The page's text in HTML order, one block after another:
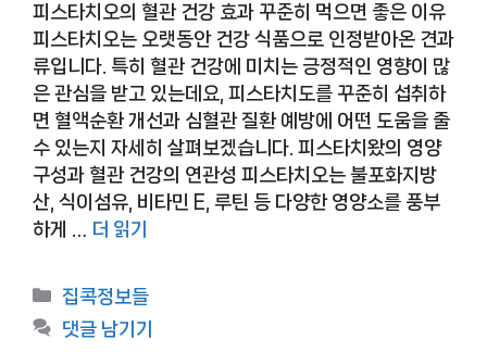
피스타치오의 혈관 건강 효과 꾸준히 먹으면 좋은 이유
피스타치오는 오랫동안 건강 식품으로 인정받아온 견과
류입니다. 특히 혈관 건강에 미치는 긍정적인 영향이 많
은 관심을 받고 있는데요, 피스타치도를 꾸준히 섭취하
면 혈액순환 개선과 심혈관 질환 예방에 어떤 도움을 줄
수 있는지 자세히 살펴보겠습니다. 피스타치왔의 영양
구성과 혈관 건강의 연관성 피스타치오는 불포화지방
산, 식이섬유, 비타민 E, 루틴 등 다양한 영양소를 풍부
하게 …
더 읽기
카
테
집콕정보들
댓글 남기기